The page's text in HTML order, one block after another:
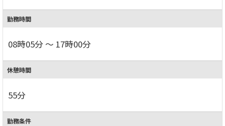
勤務時間
08時05分 ～ 17時00分
休憩時間
55分
勤務条件